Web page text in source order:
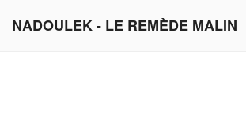
NADOULEK - LE REMÈDE MALIN